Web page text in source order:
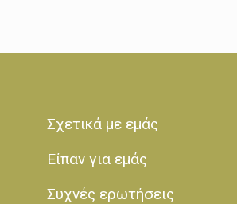
Σχετικά με εμάς
Είπαν για εμάς
Συχνές ερωτήσεις